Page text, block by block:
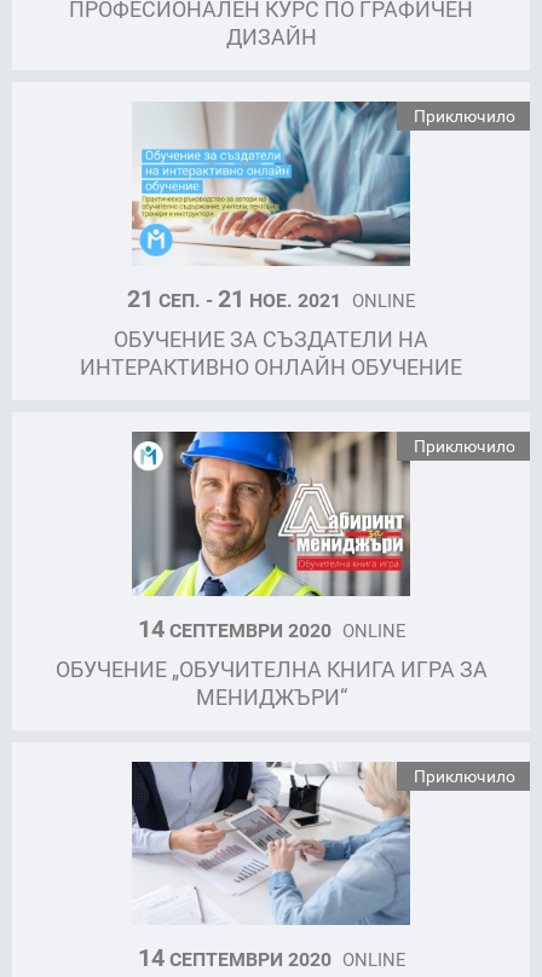
ПРОФЕСИОНАЛЕН КУРС ПО ГРАФИЧЕН
ДИЗАЙН
Приключило
21 СЕП. - 21 НОЕ. 2021 ONLINE
ОБУЧЕНИЕ ЗА СЪЗДАТЕЛИ НА
ИНТЕРАКТИВНО ОНЛАЙН ОБУЧЕНИЕ
Приключило
14СЕПТЕМВРИ 2020 ONLINE
ОБУЧЕНИЕ „ОБУЧИТЕЛНА КНИГА ИГРА ЗА
МЕНИДЖЪРИ“
Приключило
14СЕПТЕМВРИ 2020 ONLINE